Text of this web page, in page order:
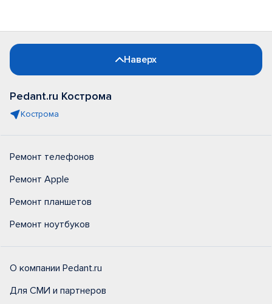
Наверх
Pedant.ru Кострома
Кострома
Ремонт телефонов
Ремонт Apple
Ремонт планшетов
Ремонт ноутбуков
О компании Pedant.ru
Для СМИ и партнеров